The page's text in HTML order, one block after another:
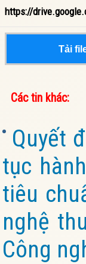
https://
Tải
Các tin khác:
Quyết
tục
tiêu
nghệ
Công